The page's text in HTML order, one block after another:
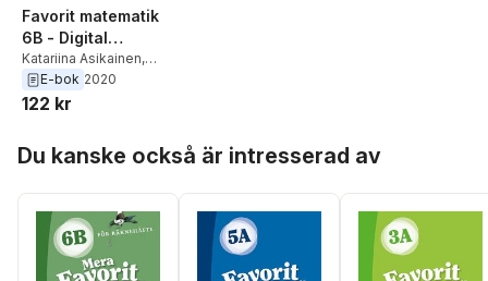
Favorit matematik
6B - Digital
elevlicens 12 mån -
Katariina Asikainen,
Kimmo Nyrhinen
Rokka,Päivi Vehmas
E-bok 2020
122 kr
Du kanske också är intresserad av